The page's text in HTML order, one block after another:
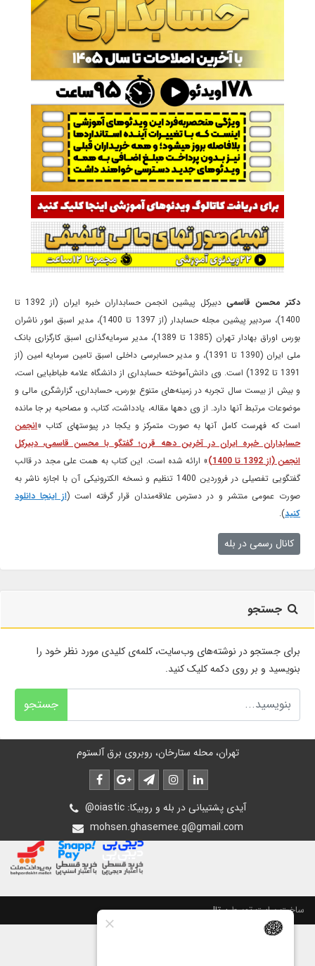
دکتر محسن قاسمی
دبیرکل پیشین انجمن حسابداران خبره ایران (از 1392 تا
1400)، سردبیر پیشین مجله حسابدار (از 1397 تا 1400)، مدیر اسبق امور ناشران
بورس اوراق بهادار تهران (1385 تا 1389)، مدیر سرمایه‌گذاری اسبق کارگزاری بانک
ملی ایران (1390 تا 1391)، و مدیر حسابرسی داخلی اسبق تامین سرمایه امین (از
1391 تا 1392) است. وی دانش‌آموخته حسابداری از دانشگاه علامه طباطبایی است،
و بیش از بیست سال تجربه در زمینه‌های متنوع بورس، حسابداری، گزارشگری مالی و
موضوعات مرتبط آنها دارد. از وی دهها مقاله، یادداشت، کتاب، و مصاحبه بر جا مانده
است که فهرست کامل آنها به صورت متمرکز و یکجا در پیوستهای کتاب «انجمن
حسابداران خبره ایران در آخرین دهه قرن؛ گفتگو با محسن قاسمی، دبیرکل
انجمن (از 1392 تا 1400)
» ارائه شده است. این کتاب به همت علی مجد در قالب
گفتگویی تفصیلی در فروردین 1400 تنظیم و نسخه الکترونیکی آن با اجازه ناشر به
صورت عمومی منتشر و در دسترس علاقه‌مندان قرار گرفته است (از اینجا دانلود
کنید).
کانال رسمی در بله
جستجو
برای جستجو در نوشته‌های وب‌سایت، کلمه‌ی کلیدی مورد نظر خود را
بنویسید و بر روی دکمه کلیک کنید.
جستجو
تهران، محله ستارخان، روبروی برق آلستوم
@oiastic :آیدی پشتیبانی در بله و روبیکا
mohsen.ghasemee.g@gmail.com
ساخت سایت توسطپرتال